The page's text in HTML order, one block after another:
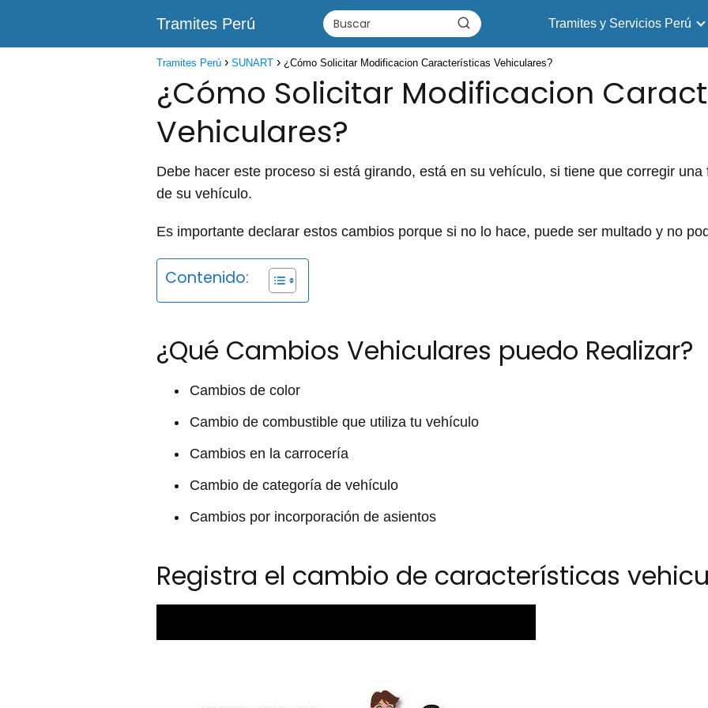
Tramites Perú Tramites y Servicios Perú
Tramites Perú SUNART ¿Cómo Solicitar Modificacion Características Vehiculares?
¿Cómo Solicitar Modificacion
Vehiculares?
Debe hacer este proceso si está girando, está en su vehículo, si tiene que corregir
de su vehículo.
Es importante declarar estos cambios porque si no lo hace, puede ser multado y no
Contenido:
¿Qué Cambios Vehiculares puedo Realizar?
Cambios de color
Cambio de combustible que utiliza tu vehículo
Cambios en la carrocería
Cambio de categoría de vehículo
Cambios por incorporación de asientos
Registra el cambio de características